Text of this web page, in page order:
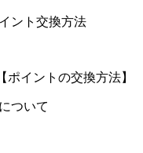
ント交換方法
イントの交換方法】
ついて